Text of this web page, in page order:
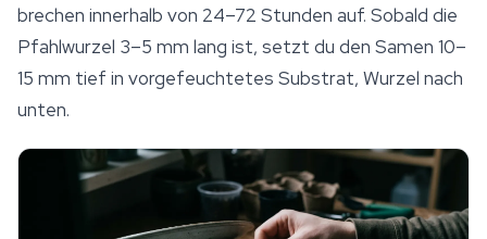
brechen innerhalb von 24–72 Stunden auf. Sobald die
Pfahlwurzel 3–5 mm lang ist, setzt du den Samen 10–
15 mm tief in vorgefeuchtetes Substrat, Wurzel nach
unten.